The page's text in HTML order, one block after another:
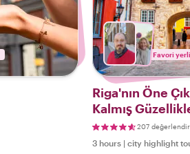
Favori
Riga'nın Öne
Kalmış
207
3 hours | city highlight